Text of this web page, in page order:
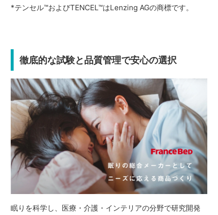
*テンセル™およびTENCEL™はLenzing AGの商標です。
徹底的な試験と品質管理で安心の選択
眠りを科学し、医療・介護・インテリアの分野で研究開発